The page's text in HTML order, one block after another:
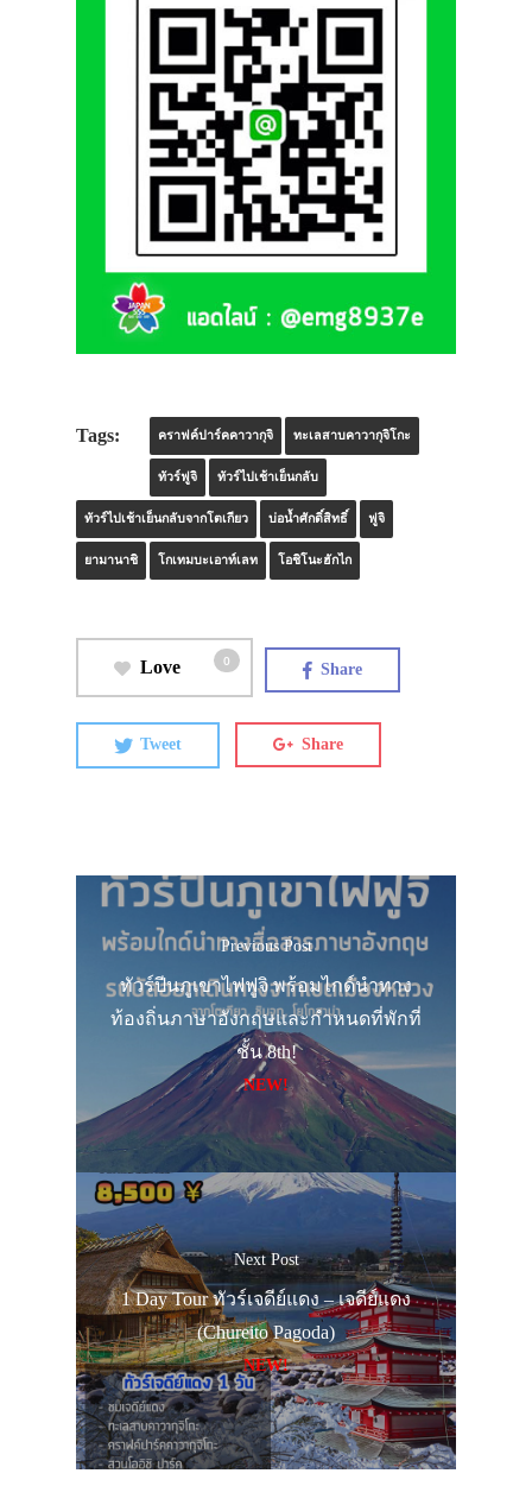
Tags: คราฟค์ปาร์คคาวากุจิ ทะเลสาบคาวากุจิโกะ
ทัวร์ฟูจิ ทัวร์ไปเช้าเย็นกลับ
ทัวร์ไปเช้าเย็นกลับจากโตเกียว บ่อน้ำศักดิ์สิทธิ์ ฟูจิ
ยามานาชิ โกเทมบะเอาท์เลท โอชิโนะฮักไก
Love 0 Share
Tweet Share
Previous Post
ทัวร์ปีนภูเขาไฟฟูจิ พร้อมไกด์นำทาง
ท้องถิ่นภาษาอังกฤษและกำหนดที่พักที่
ชั้น 8th!
NEW!
Next Post
1 Day Tour ทัวร์เจดีย์แดง – เจดีย์แดง
(Chureito Pagoda)
NEW!